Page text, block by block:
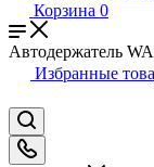
Корзина 0
Автодержатель
Избранные